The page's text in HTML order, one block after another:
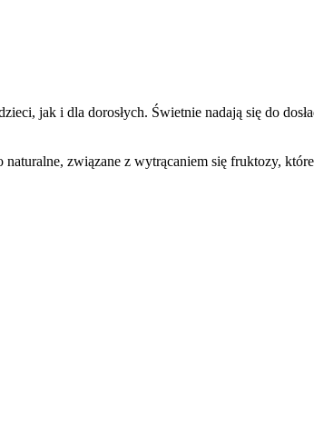
jak i dla dorosłych. Świetnie nadają się do
związane z wytrącaniem się fruktozy,